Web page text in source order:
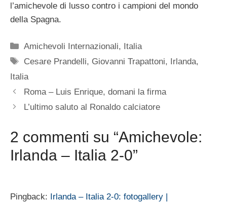
l’amichevole di lusso contro i campioni del mondo
della Spagna.
Categorie
Amichevoli Internazionali, Italia
Tag
Cesare Prandelli, Giovanni Trapattoni, Irlanda,
Italia
Roma – Luis Enrique, domani la firma
L’ultimo saluto al Ronaldo calciatore
2 commenti su “Amichevole:
Irlanda – Italia 2-0”
Pingback: Irlanda – Italia 2-0: fotogallery |